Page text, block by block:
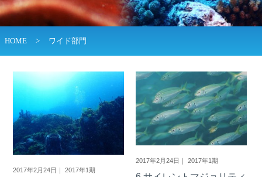
HOME > ワイド部門
2017年2月24日｜ 2017年1期
2017年2月24日｜ 2017年1期